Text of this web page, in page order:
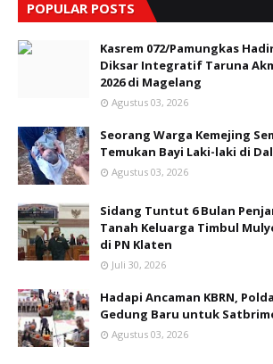
POPULAR POSTS
Kasrem 072/Pamungkas
Diksar Integratif Taruna
2026 di Magelang
Agustus 03, 2026
Seorang Warga Kemejing
Temukan Bayi Laki-laki di
Agustus 03, 2026
Sidang Tuntut 6 Bulan
Tanah Keluarga Timbul
di PN Klaten
Juli 30, 2026
Hadapi Ancaman KBRN,
Gedung Baru untuk
Agustus 03, 2026